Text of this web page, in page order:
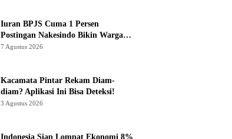
Iuran BPJS Cuma 1 Persen
Postingan Nakesindo Bikin Warganet
Murka
7 Agustus 2026
Kacamata Pintar Rekam Diam-
diam? Aplikasi Ini Bisa Deteksi!
3 Agustus 2026
Indonesia Siap Lompat Ekonomi 8%